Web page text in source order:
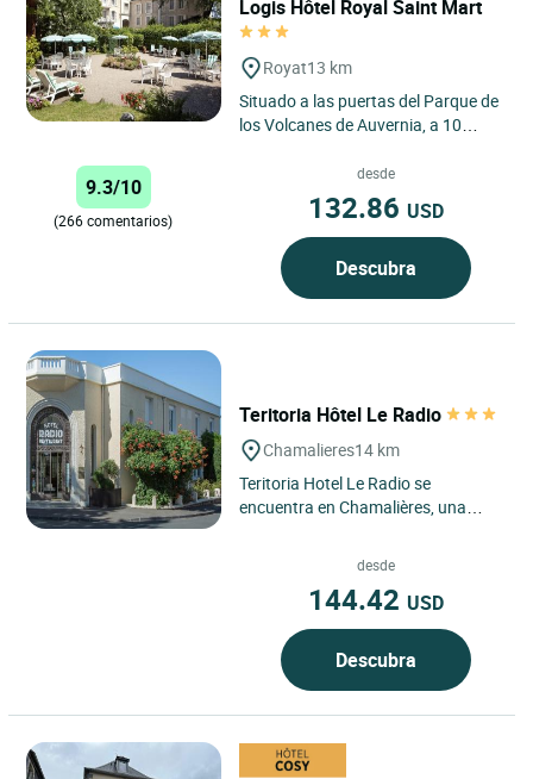
Logis Hôtel Royal Saint Mart
Royat13 km
Situado a las puertas del Parque de
los Volcanes de Auvernia, a 10
minutos de Vulcania y a...
9.3/10
(266 comentarios)
desde
132.86 USD
Descubra
Teritoria Hôtel Le Radio
Chamalieres14 km
Teritoria Hotel Le Radio se
encuentra en Chamalières, una
Clermont-Ferrand, en el corazón...
desde
144.42 USD
Descubra